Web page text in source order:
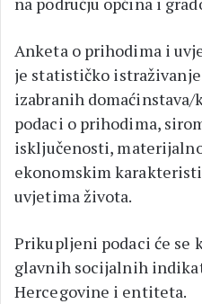
Anketa o prihodima i
je statističko
izabranih
podaci o prihodima,
isključenosti,
ekonomskim
uvjetima života.
Prikupljeni podaci će se
glavnih socijalnih
Hercegovine i entiteta.